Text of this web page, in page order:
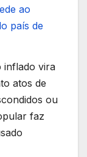
ao
país de
inflado vira
atos de
ou
faz